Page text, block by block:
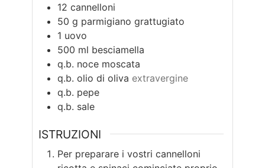
12 cannelloni
50 g parmigiano grattugiato
1 uovo
500 ml besciamella
q.b. noce moscata
q.b. olio di oliva extravergine
q.b. pepe
q.b. sale
ISTRUZIONI
Per preparare i vostri cannelloni